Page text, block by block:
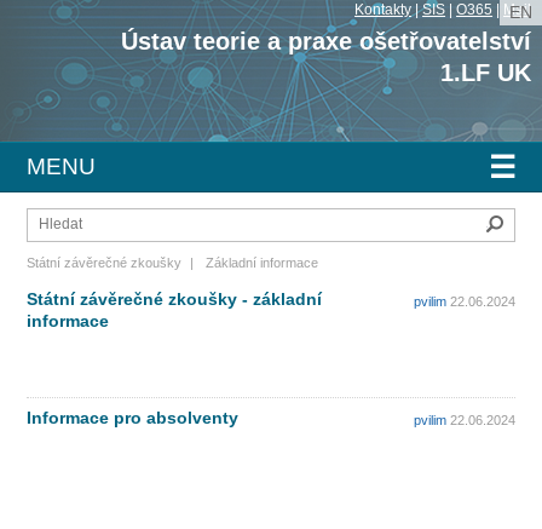
Kontakty|SIS |O365 Mail
Ústav teorie a praxe ošetřovatelství
1.LF UK
EN
☰
MENU
Státní závěrečné zkoušky | Základní informace
pvilim22.06.2024
Státní závěrečné zkoušky - základní
informace
pvilim22.06.2024
Informace pro absolventy